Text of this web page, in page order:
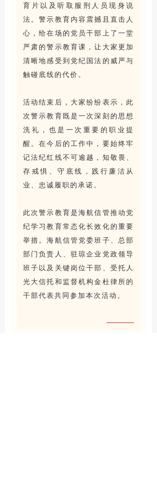
育片以及听取服刑人员现身说
法。警示教育内容震撼且直击人
心，给在场的党员干部上了一堂
严肃的警示教育课，让大家更加
清晰地感受到党纪国法的威严与
触碰底线的代价。
活动结束后，大家纷纷表示，此
次警示教育既是一次深刻的思想
洗礼，也是一次重要的职业提
醒。在今后的工作中，要始终牢
记法纪红线不可逾越，知敬畏、
存戒惧、守底线，践行廉洁从
业、忠诚履职的承诺。
此次警示教育是海航信管推动党
纪学习教育常态化长效化的重要
举措。海航信管党委班子、总部
部门负责人、驻琼企业党政领导
班子以及关键岗位干部、受托人
光大信托和监督机构金杜律所的
干部代表共同参加本次活动。